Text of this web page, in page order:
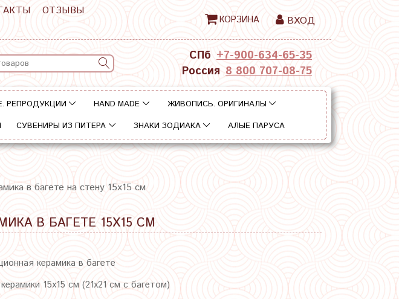
ОТЗЫВЫ
КОРЗИНА ВХОД
СПб +7-900-634-65-35
Россия 8 800 707-08-75
РЕПРОДУКЦИИ HAND MADE
ЖИВОПИСЬ. ОРИГИНАЛЫ
СУВЕНИРЫ ИЗ ПИТЕРА ЗНАКИ ЗОДИАКА АЛЫЕ ПАРУСА
в багете на стену 15х15 см
В БАГЕТЕ 15Х15 СМ
керамика в багете
15х15 см (21х21 см с багетом)